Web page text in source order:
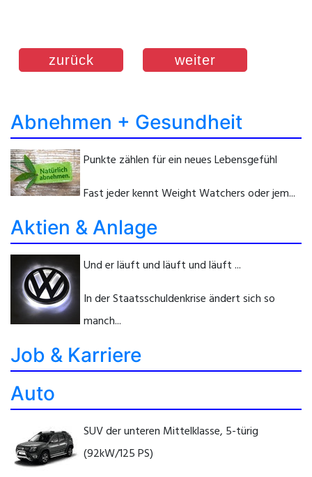
zurück weiter
Abnehmen + Gesundheit
Punkte zählen für ein neues Lebensgefühl
Fast jeder kennt Weight Watchers oder jem...
Aktien & Anlage
Und er läuft und läuft und läuft ...
In der Staatsschuldenkrise ändert sich so
manch...
Job & Karriere
Auto
SUV der unteren Mittelklasse, 5-türig
(92kW/125 PS)